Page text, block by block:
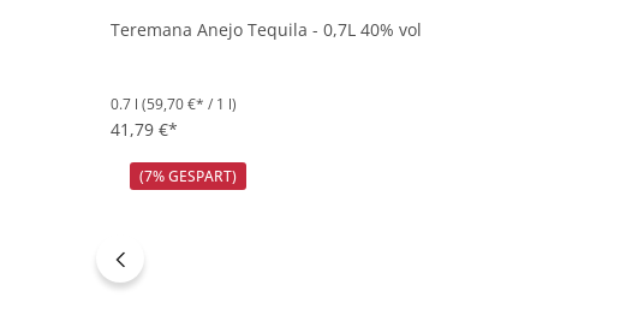
Teremana Anejo Tequila - 0,7L 40% vol
0.7 l (59,70 €* / 1 l)
41,79 €*
(7% GESPART)